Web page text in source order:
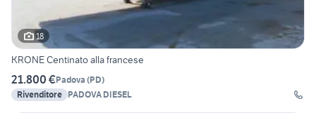
18
KRONE Centinato alla francese
21.800 €Padova (PD)
Rivenditore PADOVA DIESEL